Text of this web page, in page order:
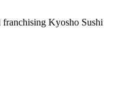
Kyosho Sushi